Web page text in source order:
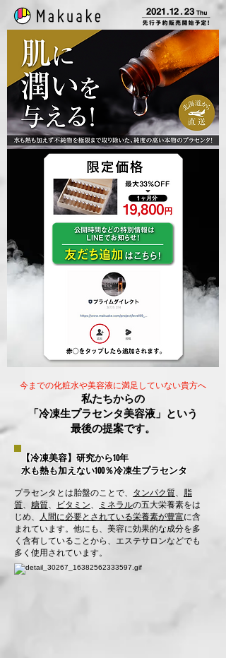
今までの化粧水や美容液に満足していない貴方へ
私たちからの
「冷凍生プラセンタ美容液」という
最後の提案です。
【冷凍美容】研究から10年
水も熱も加えない100％冷凍生プラセンタ
プラセンタとは胎盤のことで、 タンパク質、 脂
質、 糖質、 ビタミン、 ミネラルの五大栄養素をは
じめ、
人間に必要とされている栄養素が豊富に含
まれています。他にも、美容に効果的な成分を多
く含有していることから、エステサロンなどでも
多く使用されています。